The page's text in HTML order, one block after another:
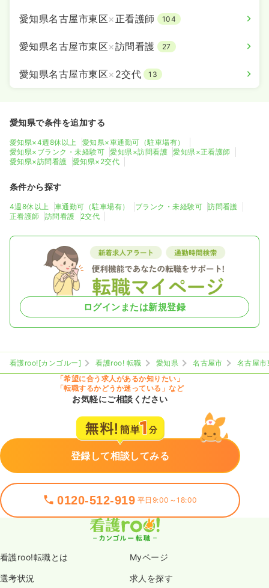
愛知県名古屋市東区× 正看護師 104
愛知県名古屋市東区×訪問看護 27
愛知県名古屋市東区× 2交代 13
愛知県で条件を追加する
愛知県×4週8休以上
愛知県×車通勤可（駐車場有）
愛知県×ブランク・未経験可
愛知県×訪問看護
愛知県×正看護師
愛知県×訪問看護
愛知県×2交代
条件から探す
4週8休以上 車通勤可（駐車場有） ブランク・未経験可
訪問看護
正看護師
訪問看護 2交代
ログインまたは新規登録
看護roo![カンゴルー] 看護roo! 転職 愛知県 名古屋市
名古屋市
「希望に合う求人があるか知りたい」
「転職するかどうか迷っている」など
お気軽にご相談ください
登録して相談してみる
0120-512-919 平日9:00～18:00
看護roo!転職とは Myページ
選考状況 求人を探す